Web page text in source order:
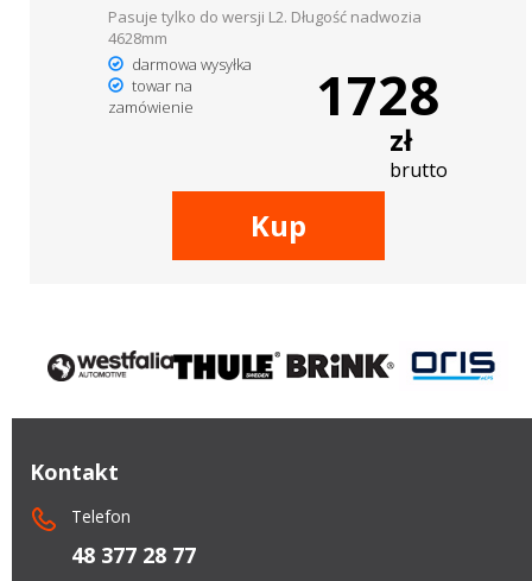
Pasuje tylko do wersji L2. Długość nadwozia
4628mm
darmowa wysyłka
towar na
zamówienie
1728
zł
brutto
Kup
Kontakt
Telefon
48 377 28 77